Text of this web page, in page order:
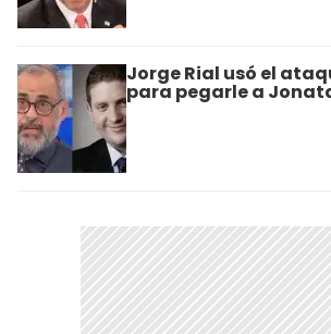
Jorge Rial usó el
para pegarle a